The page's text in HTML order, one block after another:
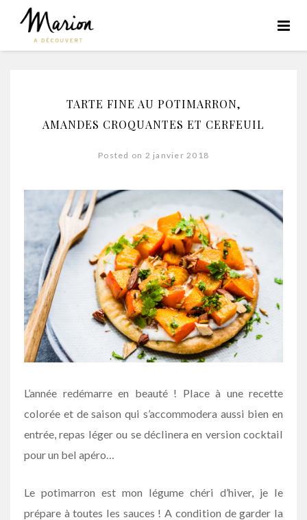
TARTE FINE AU POTIMARRON,
AMANDES CROQUANTES ET CERFEUIL
Posted on 2 janvier 2018
L’année redémarre en beauté ! Place à une recette
colorée et de saison qui s’accommodera aussi bien en
entrée, repas léger ou se déclinera en version cocktail
pour un bel apéro…
Le potimarron est mon légume chéri d’hiver, je le
prépare à toutes les sauces ! A condition de garder la